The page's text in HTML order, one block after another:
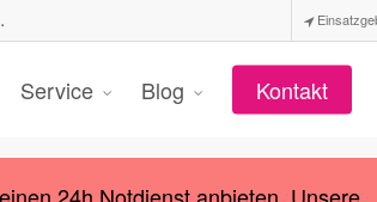
Service Blog Kontakt